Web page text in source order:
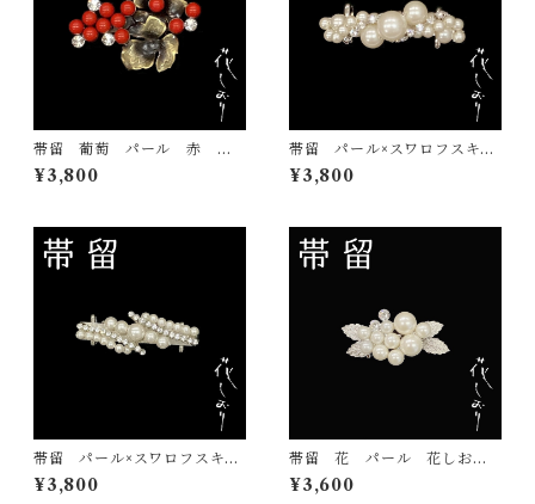
帯留 葡萄 パール 赤 花
しおり 大原商店 帯飾り
日本製 和装小物
¥3,800
帯留 パール×スワロフスキ
ー 白 花しおり 大原商
店 帯飾り 日本製 和装小
¥3,800
帯留 パール×スワロフスキ
ー 花しおり 大原商店 帯
飾り 日本製
¥3,800
帯留 花 パール 花しお
り 大原商店 帯飾り 日本
製 和装小物
¥3,600